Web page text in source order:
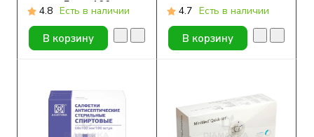
длина 5 мм, 100 шт.
4.8 Есть в наличии
В корзину
4.7 Есть в наличии
В корзину